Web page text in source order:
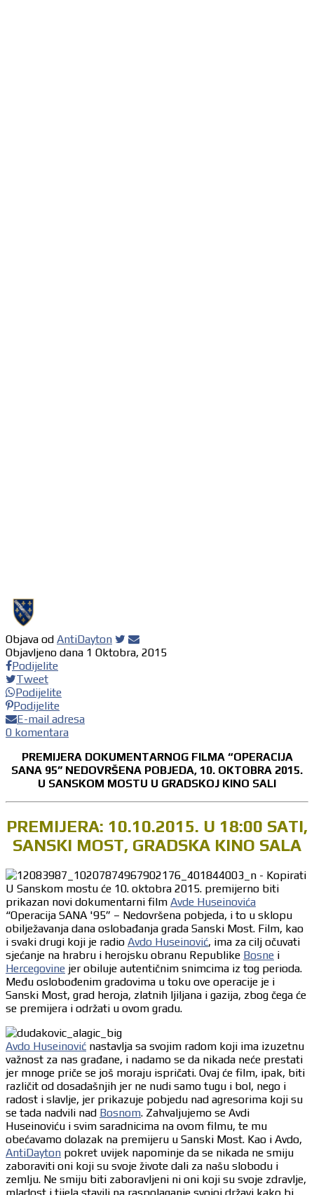
Objava od AntiDayton
Objavljeno dana 1 Oktobra, 2015
Podijelite
Tweet
Podijelite
Podijelite
E-mail adresa
0 komentara
PREMIJERA DOKUMENTARNOG FILMA “OPERACIJA
SANA 95” NEDOVRŠENA POBJEDA, 10. OKTOBRA 2015.
U SANSKOM MOSTU U GRADSKOJ KINO SALI
PREMIJERA: 10.10.2015. U 18:00 SATI,
SANSKI MOST, GRADSKA KINO SALA
U Sanskom mostu će 10. oktobra 2015. premijerno biti
prikazan novi dokumentarni film Avde Huseinovića
“Operacija SANA '95” – Nedovršena pobjeda, i to u sklopu
obilježavanja dana oslobađanja grada Sanski Most. Film, kao
i svaki drugi koji je radio Avdo Huseinović, ima za cilj očuvati
sjećanje na hrabru i herojsku obranu Republike Bosne i
Hercegovine jer obiluje autentičnim snimcima iz tog perioda.
Među oslobođenim gradovima u toku ove operacije je i
Sanski Most, grad heroja, zlatnih ljiljana i gazija, zbog čega će
se premijera i održati u ovom gradu.
Avdo Huseinović nastavlja sa svojim radom koji ima izuzetnu
važnost za nas građane, i nadamo se da nikada neće prestati
jer mnoge priče se još moraju ispričati. Ovaj će film, ipak, biti
različit od dosadašnjih jer ne nudi samo tugu i bol, nego i
radost i slavlje, jer prikazuje pobjedu nad agresorima koji su
se tada nadvili nad Bosnom. Zahvaljujemo se Avdi
Huseinoviću i svim saradnicima na ovom filmu, te mu
obećavamo dolazak na premijeru u Sanski Most. Kao i Avdo,
AntiDayton pokret uvijek napominje da se nikada ne smiju
zaboraviti oni koji su svoje živote dali za našu slobodu i
zemlju. Ne smiju biti zaboravljeni ni oni koji su svoje zdravlje,
mladost i tijela stavili na raspolaganje svojoj državi kako bi